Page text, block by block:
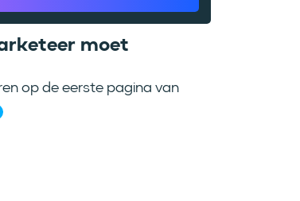
moet
op de eerste pagina van